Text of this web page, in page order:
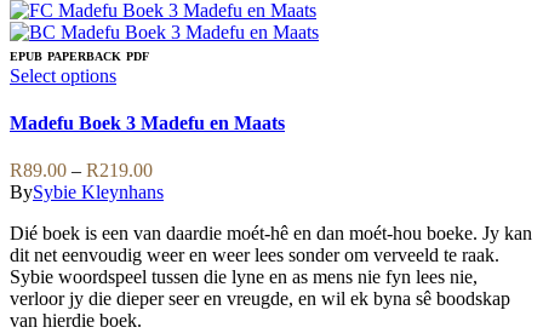
product
has
multiple
variants.
options
be
chosen
on
the
product
page
EPUB PAPERBACK PDF
Select optionsThis
has
variants.
The
options
may
be
chosen
on
the
Madefu Boek 3 Madefu en Maats
R89.00 – R219.00Price
range:
through
R219.00
BySybie Kleynhans
Dié boek is een van daardie moét-hê en dan moét-hou boeke. Jy kan
dit net eenvoudig weer en weer lees sonder om verveeld te raak.
Sybie woordspeel tussen die lyne en as mens nie fyn lees nie,
verloor jy die dieper seer en vreugde, en wil ek byna sê boodskap
van hierdie boek.